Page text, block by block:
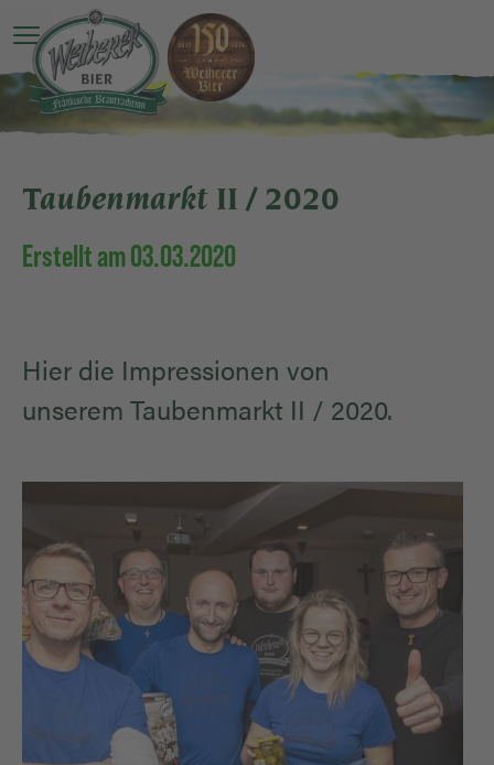
Hauptmenü öffnen
Taubenmarkt II / 2020
Erstellt am 03.03.2020
Hier die Impressionen von
unserem Taubenmarkt II / 2020.